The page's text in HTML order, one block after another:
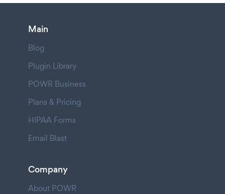
Main
Blog
Plugin Library
POWR Business
Plans & Pricing
HIPAA Forms
Email Blast
Company
About POWR